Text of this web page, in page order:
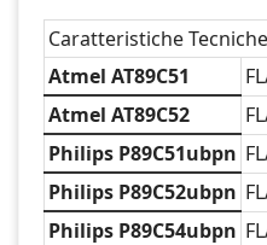
Caratteristiche Tecniche
Atmel AT89C51
Atmel AT89C52
Philips P89C51ubpn
Philips P89C52ubpn
Philips P89C54ubpn